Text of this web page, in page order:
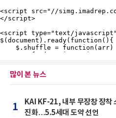
많이 본 뉴스
1
KAI KF-21, 내부 무장창 장착
진화…5.5세대 도약 선언